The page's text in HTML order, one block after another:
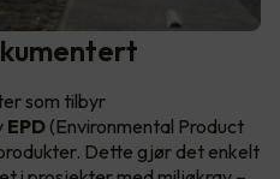
som tilbyr
EPD (Environmental Product
Dette gjør det enkelt